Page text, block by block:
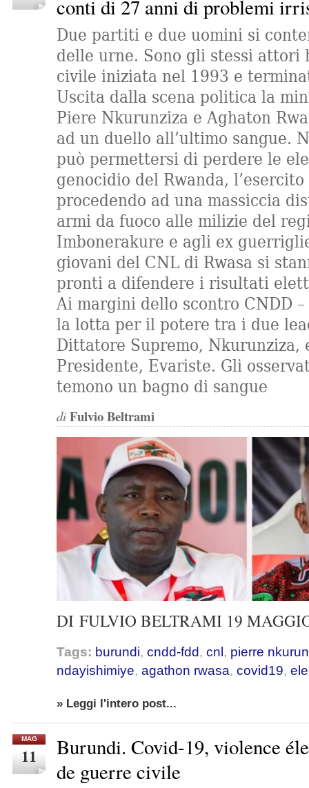
conti di 27 anni di problemi
Due partiti e due uomini si
delle urne. Sono gli stessi attori
civile iniziata nel 1993 e
Uscita dalla scena politica la
Piere Nkurunziza e Aghaton
ad un duello all’ultimo sangue.
può permettersi di perdere le
genocidio del Rwanda,
procedendo ad una massiccia
armi da fuoco alle milizie del
Imbonerakure e agli ex
giovani del CNL di Rwasa si
pronti a difendere i risultati
Ai margini dello scontro CNDD
la lotta per il potere tra i due
Dittatore Supremo, Nkurunziza,
Presidente, Evariste. Gli
temono un bagno di sangue
di Fulvio Beltrami
DI FULVIO BELTRAMI 19
Tags: burundi, cndd-fdd, cnl, pierre
ndayishimiye, agathon rwasa, covid19,
» Leggi l'intero post...
MAG
11
Burundi. Covid-19, violence
de guerre civile